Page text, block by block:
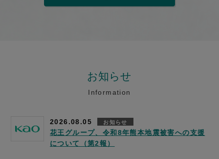
お知らせ
Information
2026.08.05 お知らせ
花王グループ、令和8年熊本地震被害への支援
について（第2報）